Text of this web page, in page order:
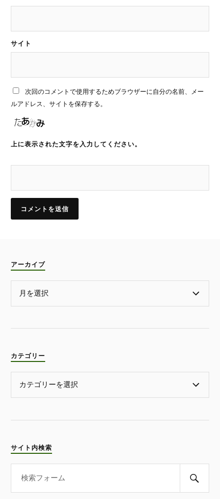
サイト
次回のコメントで使用するためブラウザーに自分の名前、メー
ルアドレス、サイトを保存する。
上に表示された文字を入力してください。
アーカイブ
カテゴリー
サイト内検索